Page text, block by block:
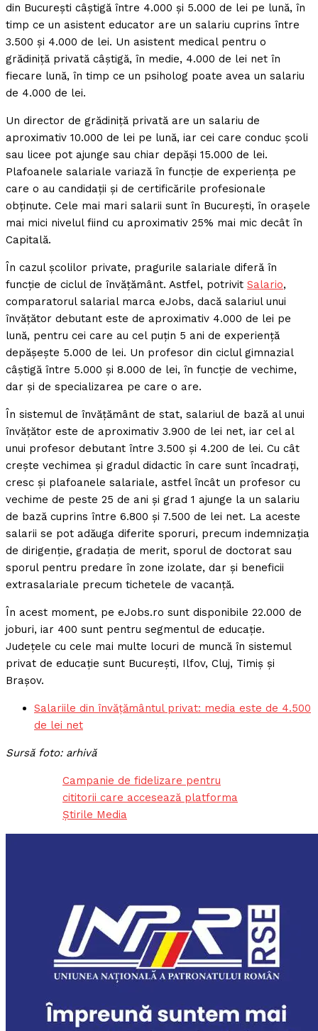
din București câștigă între 4.000 și 5.000 de lei pe lună, în
timp ce un asistent educator are un salariu cuprins între
3.500 și 4.000 de lei. Un asistent medical pentru o
grădiniță privată câștigă, în medie, 4.000 de lei net în
fiecare lună, în timp ce un psiholog poate avea un salariu
de 4.000 de lei.
Un director de grădiniță privată are un salariu de
aproximativ 10.000 de lei pe lună, iar cei care conduc școli
sau licee pot ajunge sau chiar depăși 15.000 de lei.
Plafoanele salariale variază în funcție de experiența pe
care o au candidații și de certificările profesionale
obținute. Cele mai mari salarii sunt în București, în orașele
mai mici nivelul fiind cu aproximativ 25% mai mic decât în
Capitală.
În cazul școlilor private, pragurile salariale diferă în
funcție de ciclul de învățământ. Astfel, potrivit Salario,
comparatorul salarial marca eJobs, dacă salariul unui
învățător debutant este de aproximativ 4.000 de lei pe
lună, pentru cei care au cel puțin 5 ani de experiență
depășește 5.000 de lei. Un profesor din ciclul gimnazial
câștigă între 5.000 și 8.000 de lei, în funcție de vechime,
dar și de specializarea pe care o are.
În sistemul de învățământ de stat, salariul de bază al unui
învățător este de aproximativ 3.900 de lei net, iar cel al
unui profesor debutant între 3.500 și 4.200 de lei. Cu cât
crește vechimea și gradul didactic în care sunt încadrați,
cresc și plafoanele salariale, astfel încât un profesor cu
vechime de peste 25 de ani și grad 1 ajunge la un salariu
de bază cuprins între 6.800 și 7.500 de lei net. La aceste
salarii se pot adăuga diferite sporuri, precum indemnizația
de dirigenție, gradația de merit, sporul de doctorat sau
sporul pentru predare în zone izolate, dar și beneficii
extrasalariale precum tichetele de vacanță.
În acest moment, pe eJobs.ro sunt disponibile 22.000 de
joburi, iar 400 sunt pentru segmentul de educație.
Județele cu cele mai multe locuri de muncă în sistemul
privat de educație sunt București, Ilfov, Cluj, Timiș și
Brașov.
Salariile din învățământul privat: media este de 4.500
de lei net
Sursă foto: arhivă
Campanie de fidelizare pentru
cititorii care accesează platforma
Știrile Media